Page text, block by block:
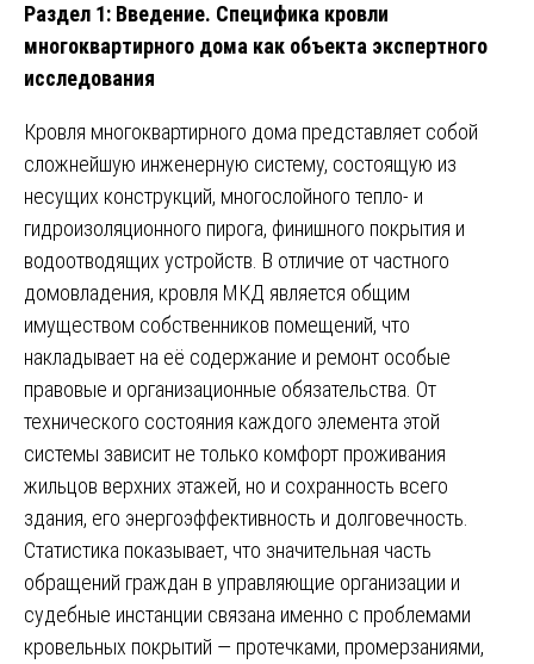
Раздел 1: Введение. Специфика кровли
многоквартирного дома как объекта экспертного
исследования
Кровля многоквартирного дома представляет собой
сложнейшую инженерную систему, состоящую из
несущих конструкций, многослойного тепло- и
гидроизоляционного пирога, финишного покрытия и
водоотводящих устройств. В отличие от частного
домовладения, кровля МКД является общим
имуществом собственников помещений, что
накладывает на её содержание и ремонт особые
правовые и организационные обязательства. От
технического состояния каждого элемента этой
системы зависит не только комфорт проживания
жильцов верхних этажей, но и сохранность всего
здания, его энергоэффективность и долговечность.
Статистика показывает, что значительная часть
обращений граждан в управляющие организации и
судебные инстанции связана именно с проблемами
кровельных покрытий — протечками, промерзаниями,